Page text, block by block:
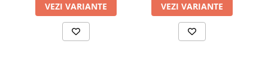
VEZI VARIANTE VEZI VARIANTE